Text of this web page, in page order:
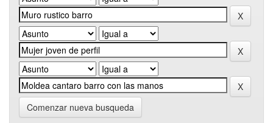
Comenzar nueva busqueda